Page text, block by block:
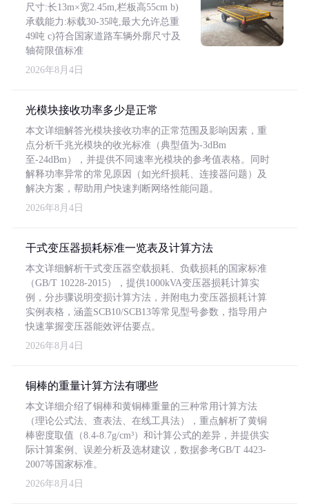
尺寸:长13m×宽2.45m,栏板高55cm b)
承载能力:标载30-35吨,最大允许总重
49吨 c)符合国家道路车辆外廓尺寸及
轴荷限值标准
2026年8月4日
光模块接收功率多少是正常
本文详细解答光模块接收功率的正常范围及影响因素，重
点分析千兆光模块的收光标准（典型值为-3dBm
至-24dBm），并提供不同速率光模块的参考值表格。同时
解释功率异常的常见原因（如光纤损耗、连接器问题）及
解决方案，帮助用户快速判断网络性能问题。
2026年8月4日
干式变压器损耗标准一览表及计算方法
本文详细解析干式变压器空载损耗、负载损耗的国家标准
（GB/T 10228-2015），提供1000kVA变压器损耗计算实
例，分步骤说明变损计算方法，并附电力变压器损耗计算
实例表格，涵盖SCB10/SCB13等常见型号参数，指导用户
快速掌握变压器能效评估要点。
2026年8月4日
铜棒的重量计算方法有哪些
本文详细介绍了铜棒和黄铜棒重量的三种常用计算方法
（理论公式法、查表法、在线工具法），重点解析了黄铜
棒密度取值（8.4-8.7g/cm³）和计算公式的差异，并提供实
际计算案例、误差分析及选材建议，数据参考GB/T 4423-
2007等国家标准。
2026年8月4日